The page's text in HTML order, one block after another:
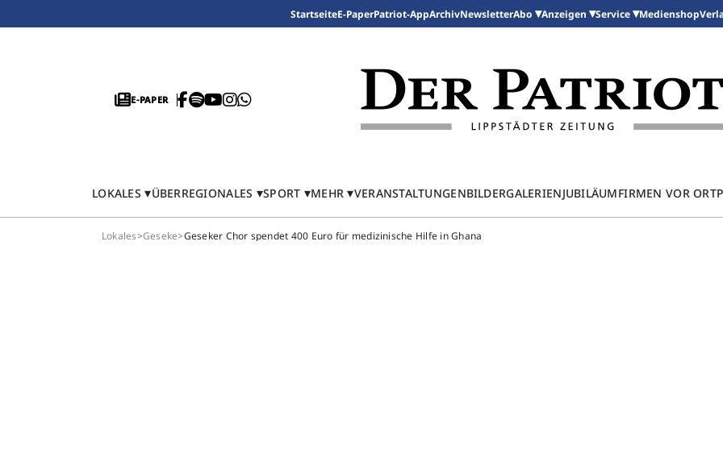
StartseiteE-PaperPatriot-AppArchivNewsletterAbo Anzeigen Service Medienshop
E-PAPER
LOKALES ÜBERREGIONALES SPORT MEHR VERANSTALTUNGENBILDERGALERIENJUBILÄUMFIRMEN VOR ORT
Lokales>Geseke>Geseker Chor spendet 400 Euro für medizinische Hilfe in Ghana